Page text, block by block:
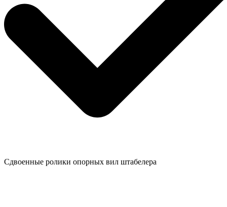
Сдвоенные ролики опорных вил штабелера